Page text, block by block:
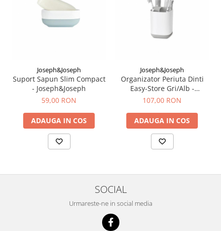
Joseph&Joseph
Suport Sapun Slim Compact
- Joseph&Joseph
59,00 RON
ADAUGA IN COS
Joseph&Joseph
Organizator Periuta Dinti
Easy-Store Gri/Alb -
Joseph&Joseph
107,00 RON
ADAUGA IN COS
SOCIAL
Urmareste-ne in social media